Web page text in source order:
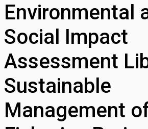
Environmental
Social Impact
Assessment
Sustainable
Management